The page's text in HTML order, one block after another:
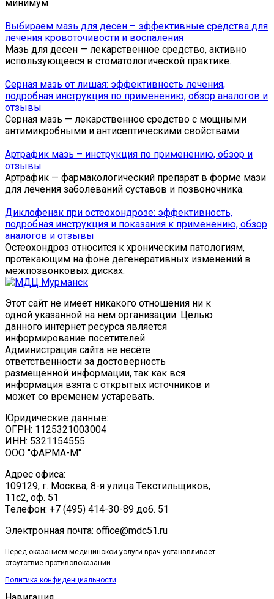
минимум
Выбираем мазь для десен – эффективные средства для
лечения кровоточивости и воспаления
Мазь для десен — лекарственное средство, активно
использующееся в стоматологической практике.
Серная мазь от лишая: эффективность лечения,
подробная инструкция по применению, обзор аналогов и
отзывы
Серная мазь — лекарственное средство с мощными
антимикробными и антисептическими свойствами.
Артрафик мазь – инструкция по применению, обзор и
отзывы
Артрафик — фармакологический препарат в форме мази
для лечения заболеваний суставов и позвоночника.
Диклофенак при остеохондрозе: эффективность,
подробная инструкция и показания к применению, обзор
аналогов и отзывы
Остеохондроз относится к хроническим патологиям,
протекающим на фоне дегенеративных изменений в
межпозвонковых дисках.
Этот сайт не имеет никакого отношения ни к
одной указанной на нем организации. Целью
данного интернет ресурса является
информирование посетителей.
Администрация сайта не несёте
ответственности за достоверность
размещенной информации, так как вся
информация взята с открытых источников и
может со временем устаревать.
Юридические данные:
ОГРН: 1125321003004
ИНН: 5321154555
ООО "ФАРМА-М"
Адрес офиса:
109129, г. Москва, ​8-я улица Текстильщиков,
11с2, оф. 51
Tелефон: +7 (495) 414-30-89 доб. 51
Электронная почта: office@mdc51.ru
Перед оказанием медицинской услуги врач устанавливает
отсутствие противопоказаний.
Политика конфиденциальности